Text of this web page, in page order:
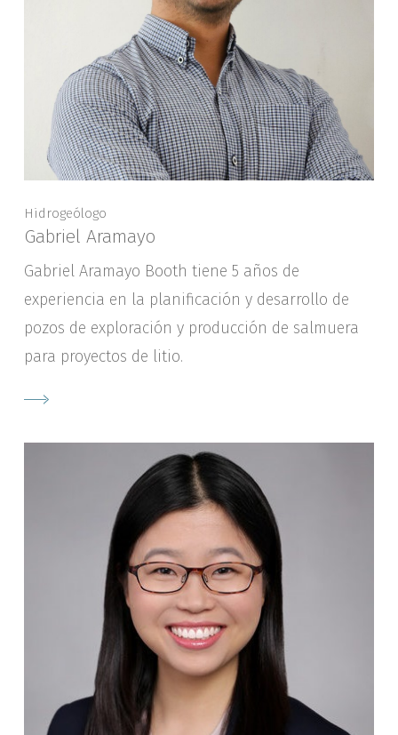
Hidrogeólogo
Gabriel Aramayo
Gabriel Aramayo Booth tiene 5 años de
experiencia en la planificación y desarrollo de
pozos de exploración y producción de salmuera
para proyectos de litio.